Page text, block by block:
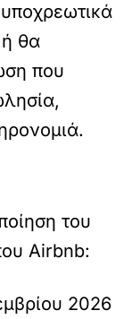
θα
που
του
Αirbnb:
2026